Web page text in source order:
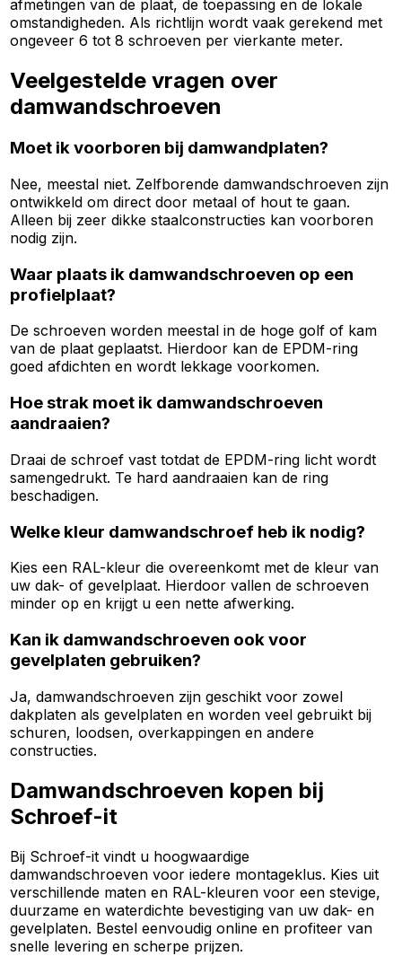
afmetingen van de plaat, de toepassing en de lokale
omstandigheden. Als richtlijn wordt vaak gerekend met
ongeveer 6 tot 8 schroeven per vierkante meter.
Veelgestelde vragen over
damwandschroeven
Moet ik voorboren bij damwandplaten?
Nee, meestal niet. Zelfborende damwandschroeven zijn
ontwikkeld om direct door metaal of hout te gaan.
Alleen bij zeer dikke staalconstructies kan voorboren
nodig zijn.
Waar plaats ik damwandschroeven op een
profielplaat?
De schroeven worden meestal in de hoge golf of kam
van de plaat geplaatst. Hierdoor kan de EPDM-ring
goed afdichten en wordt lekkage voorkomen.
Hoe strak moet ik damwandschroeven
aandraaien?
Draai de schroef vast totdat de EPDM-ring licht wordt
samengedrukt. Te hard aandraaien kan de ring
beschadigen.
Welke kleur damwandschroef heb ik nodig?
Kies een RAL-kleur die overeenkomt met de kleur van
uw dak- of gevelplaat. Hierdoor vallen de schroeven
minder op en krijgt u een nette afwerking.
Kan ik damwandschroeven ook voor
gevelplaten gebruiken?
Ja, damwandschroeven zijn geschikt voor zowel
dakplaten als gevelplaten en worden veel gebruikt bij
schuren, loodsen, overkappingen en andere
constructies.
Damwandschroeven kopen bij
Schroef-it
Bij Schroef-it vindt u hoogwaardige
damwandschroeven voor iedere montageklus. Kies uit
verschillende maten en RAL-kleuren voor een stevige,
duurzame en waterdichte bevestiging van uw dak- en
gevelplaten. Bestel eenvoudig online en profiteer van
snelle levering en scherpe prijzen.